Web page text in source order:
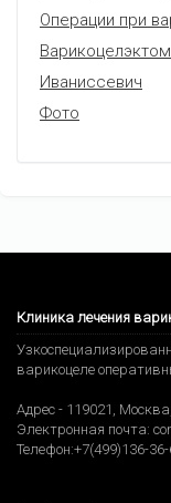
Операции при
Иваниссевич
Фото
Клиника лечения
варикоцеле
Адрес - 119021 Москва
Электронная почта:
Телефон:+7(499)136-